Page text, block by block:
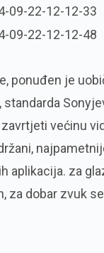
ponuđen je
većinu
aplikacija. za
za dobar zvuk se